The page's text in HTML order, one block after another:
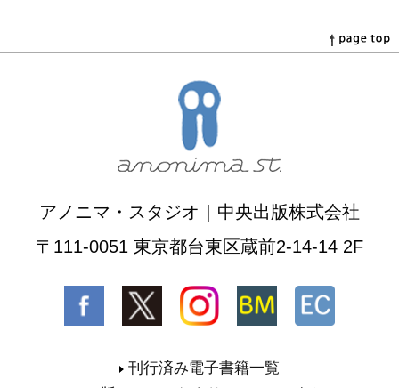
アノニマ・スタジオ｜中央出版株式会社
〒111-0051 東京都台東区蔵前2-14-14 2F
刊行済み電子書籍一覧